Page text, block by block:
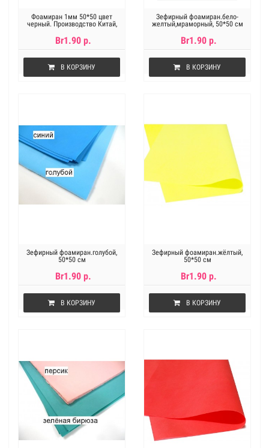
Фоамиран 1мм 50*50 цвет
черный. Производство Китай,
цена за 1лист
Br1.90 р.
В КОРЗИНУ
Зефирный фоамиран.бело-
желтый,мраморный, 50*50 см
Br1.90 р.
В КОРЗИНУ
Зефирный фоамиран.голубой,
50*50 см
Br1.90 р.
В КОРЗИНУ
Зефирный фоамиран.жёлтый,
50*50 см
Br1.90 р.
В КОРЗИНУ